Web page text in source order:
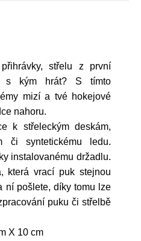
střelu z první
s kým hrát? S tímto
mizí a tvé hokejové
nahoru.
k střeleckým deskám,
či syntetickému ledu.
instalovanému držadlu.
která vrací puk stejnou
ní pošlete, díky tomu lze
puku či střelbě
X 10 cm